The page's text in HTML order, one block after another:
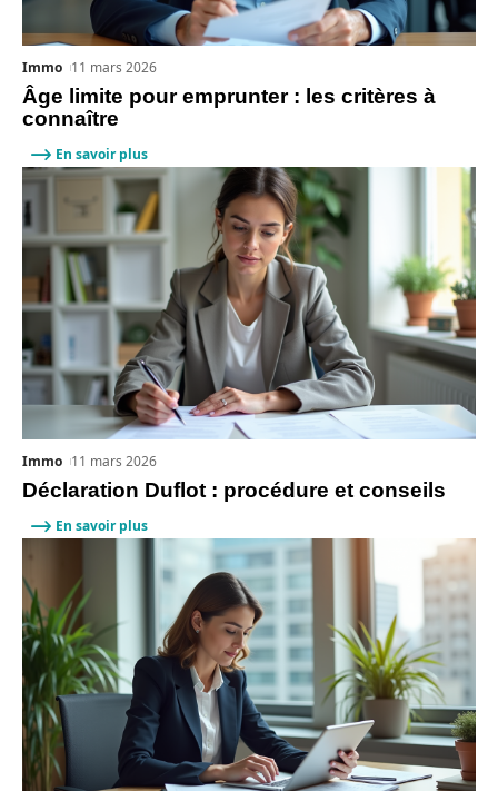
Âge limite pour emprunter : les critères à
connaître
Immo 11 mars 2026
En savoir plus
Déclaration Duflot : procédure et conseils
Immo 11 mars 2026
En savoir plus